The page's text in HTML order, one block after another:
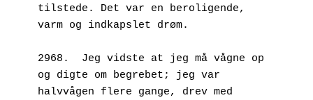
tilstede. Det var en beroligende,
varm og indkapslet drøm.
2968.  Jeg vidste at jeg må vågne op
og digte om begrebet; jeg var
halvvågen flere gange, drev med